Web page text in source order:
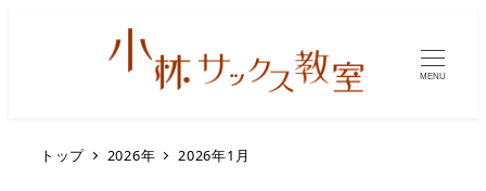
MENU
トップ 2026年 2026年1月